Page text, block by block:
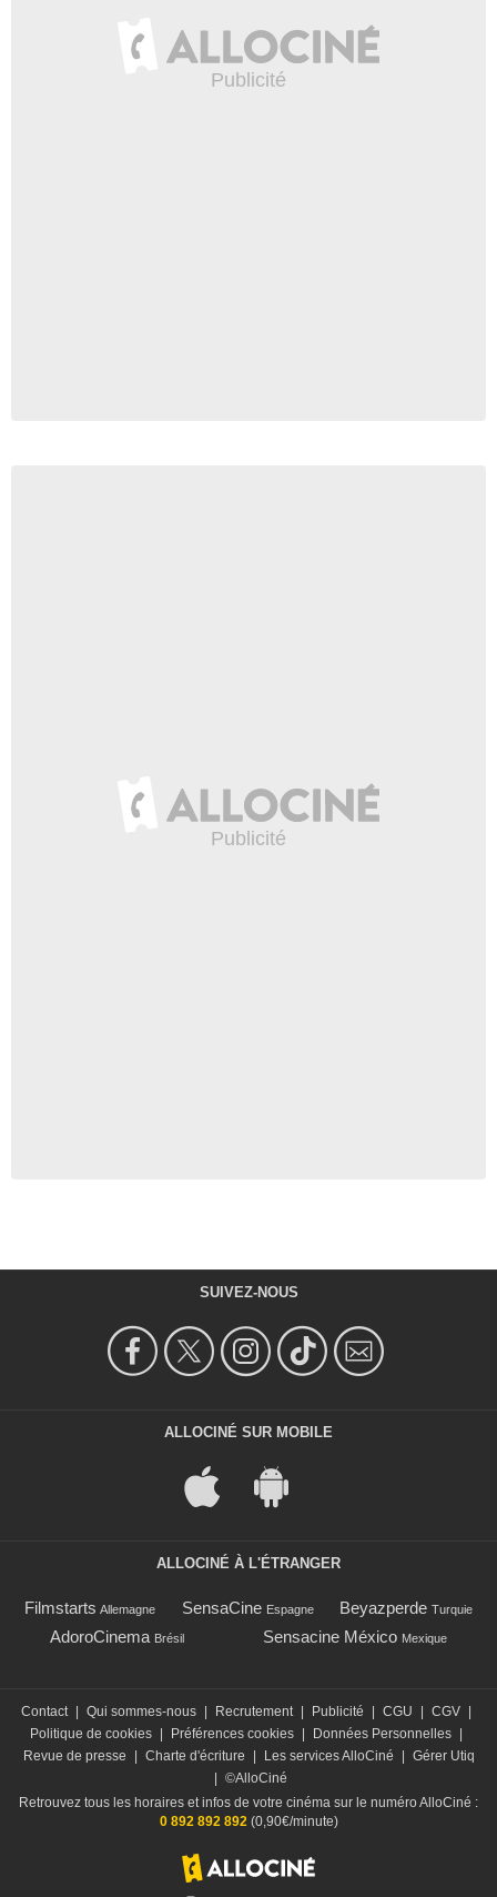
SUIVEZ-NOUS
ALLOCINÉ SUR MOBILE
ALLOCINÉ À L'ÉTRANGER
Filmstarts Allemagne SensaCine Espagne Beyazperde Turquie
AdoroCinema Brésil Sensacine México Mexique
Contact Qui sommes-nous Recrutement Publicité CGU CGV
Politique de cookies
Préférences cookies Données Personnelles
Revue de presse
Charte d'écriture Les services AlloCiné
Gérer Utiq
©AlloCiné
Retrouvez tous les horaires et infos de votre cinéma sur le numéro AlloCiné :
0 892 892 892(0,90€/minute)